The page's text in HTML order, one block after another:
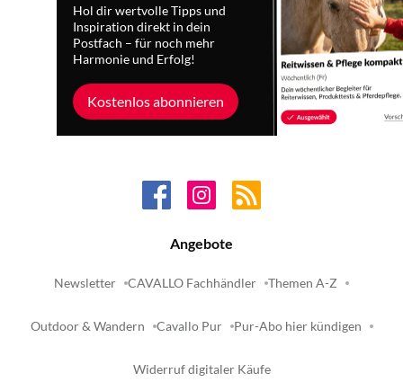
Hol dir wertvolle Tipps und
Inspiration direkt in dein
Postfach – für noch mehr
Harmonie und Erfolg!
Kostenlos abonnieren
Angebote
Newsletter CAVALLO Fachhändler Themen A-Z
Outdoor & Wandern Cavallo Pur Pur-Abo hier kündigen
Widerruf digitaler Käufe